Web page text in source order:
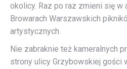
okolicy. Raz po raz zmieni się w
Browarach Warszawskich
artystycznych.
Nie zabraknie też kameralnych
strony ulicy Grzybowskiej gości